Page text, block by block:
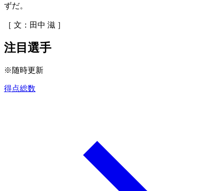
ずだ。
［ 文：田中 滋 ］
注目選手
※随時更新
得点総数